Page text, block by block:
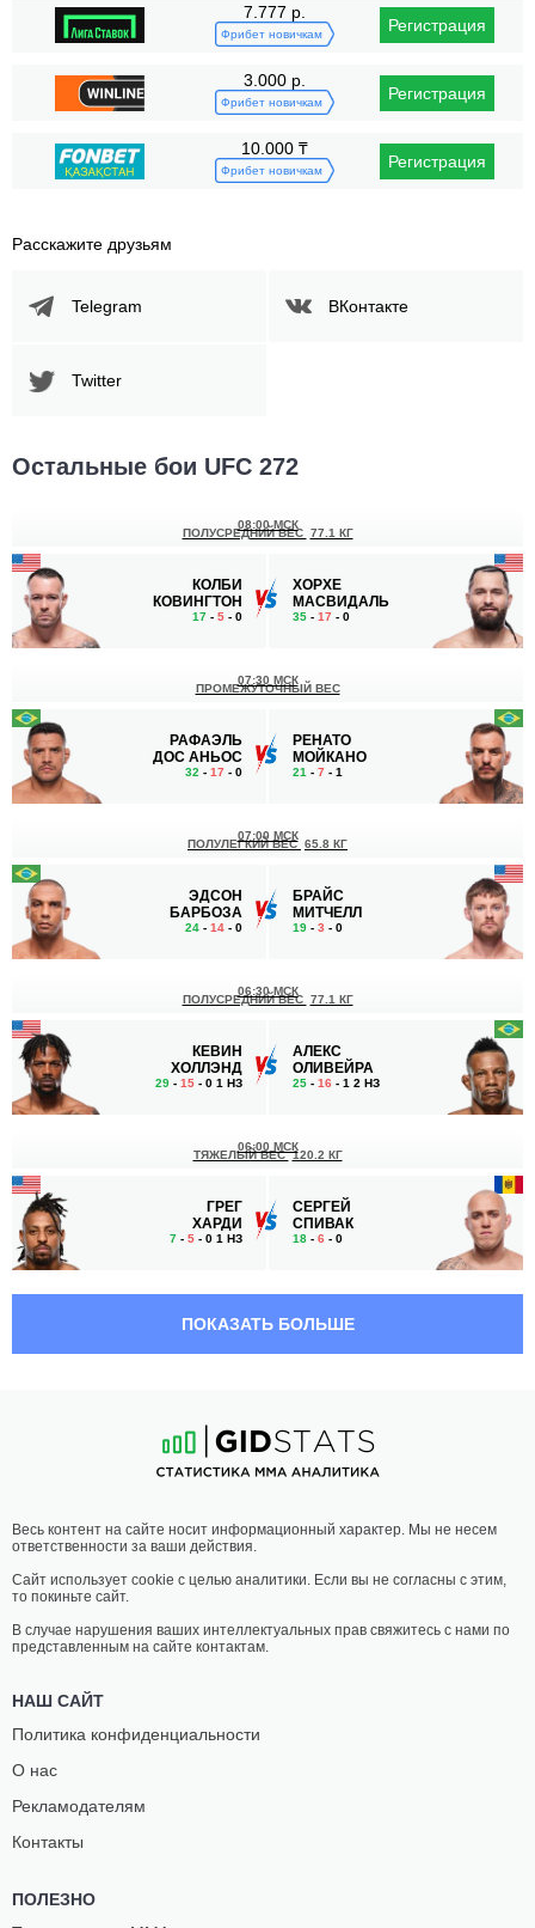
7.777 р.
Фрибет новичкам Регистрация
3.000 р.
Фрибет новичкам Регистрация
10.000 ₸
Фрибет новичкам Регистрация
Расскажите друзьям
Telegram ВКонтакте
Twitter
Остальные бои UFC 272
КОЛБИ
КОВИНГТОН
17 - 5 - 0
08:00 МСК
ПОЛУСРЕДНИЙ ВЕС 77.1 КГ
ХОРХЕ
МАСВИДАЛЬ
35 - 17 - 0
РАФАЭЛЬ
ДОС АНЬОС
32 - 17 - 0
07:30 МСК
ПРОМЕЖУТОЧНЫЙ ВЕС
РЕНАТО
МОЙКАНО
21 - 7 - 1
ЭДСОН
БАРБОЗА
24 - 14 - 0
07:00 МСК
ПОЛУЛЕГКИЙ ВЕС 65.8 КГ
БРАЙС
МИТЧЕЛЛ
19 - 3 - 0
КЕВИН
ХОЛЛЭНД
29 - 15 - 0 1 НЗ
06:30 МСК
ПОЛУСРЕДНИЙ ВЕС 77.1 КГ
АЛЕКС
ОЛИВЕЙРА
25 - 16 - 1 2 НЗ
ГРЕГ
ХАРДИ
7 - 5 - 0 1 НЗ
06:00 МСК
ТЯЖЕЛЫЙ ВЕС 120.2 КГ
СЕРГЕЙ
СПИВАК
18 - 6 - 0
НЕГУМЕРЯНУ
13-2- 0
04:05 МСК
ПОЛУТЯЖЕЛЫЙ ВЕС 93 КГ
НЗЕЧУКВУ
ПОКАЗАТЬ БОЛЬШЕ
Весь контент на сайте носит информационный характер. Мы не несем
ответственности за ваши действия.
Сайт использует cookie с целью аналитики. Если вы не согласны с этим,
то покиньте сайт.
В случае нарушения ваших интеллектуальных прав свяжитесь с нами по
представленным на сайте контактам.
НАШ САЙТ
Политика конфиденциальности
О нас
Рекламодателям
Контакты
ПОЛЕЗНО